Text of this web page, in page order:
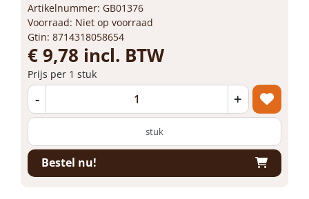
Artikelnummer: GB01376
Voorraad: Niet op voorraad
Gtin: 8714318058654
€ 9,78 incl. BTW
Prijs per 1 stuk
- +
stuk
Bestel nu!